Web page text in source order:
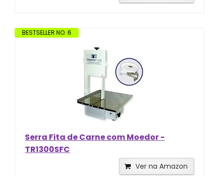
BESTSELLER NO. 6
Serra Fita de Carne com Moedor -
TR1300SFC
Ver na Amazon